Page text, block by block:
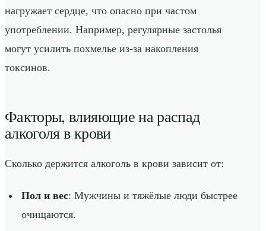
нагружает сердце, что опасно при частом
употреблении. Например, регулярные застолья
могут усилить похмелье из-за накопления
токсинов.
Факторы, влияющие на распад
алкоголя в крови
Сколько держится алкоголь в крови зависит от:
Пол и вес: Мужчины и тяжёлые люди быстрее
очищаются.